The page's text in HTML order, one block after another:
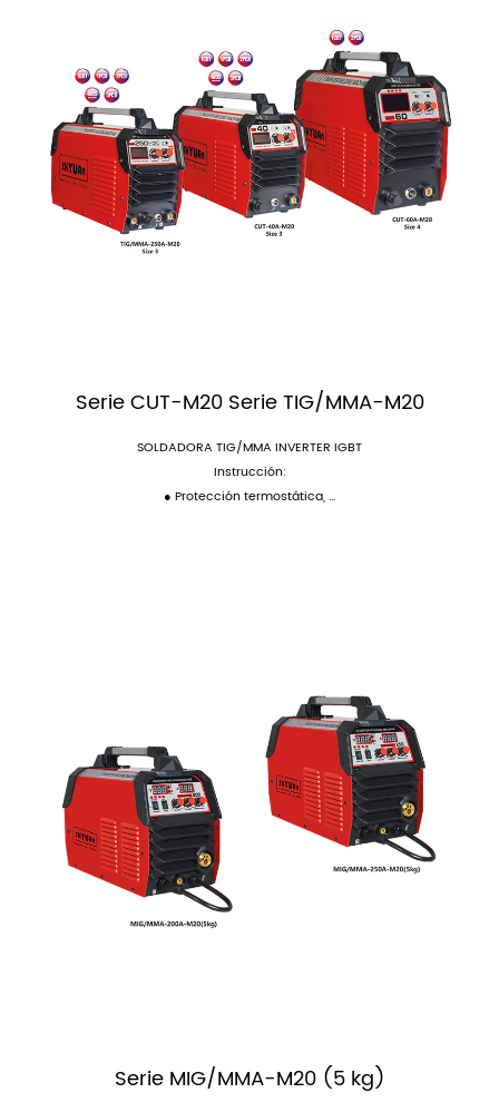
Serie CUT-M20 Serie TIG/MMA-M20
SOLDADORA TIG/MMA INVERTER IGBT
Instrucción:
● Protección termostática, ...
Serie MIG/MMA-M20 (5 kg)